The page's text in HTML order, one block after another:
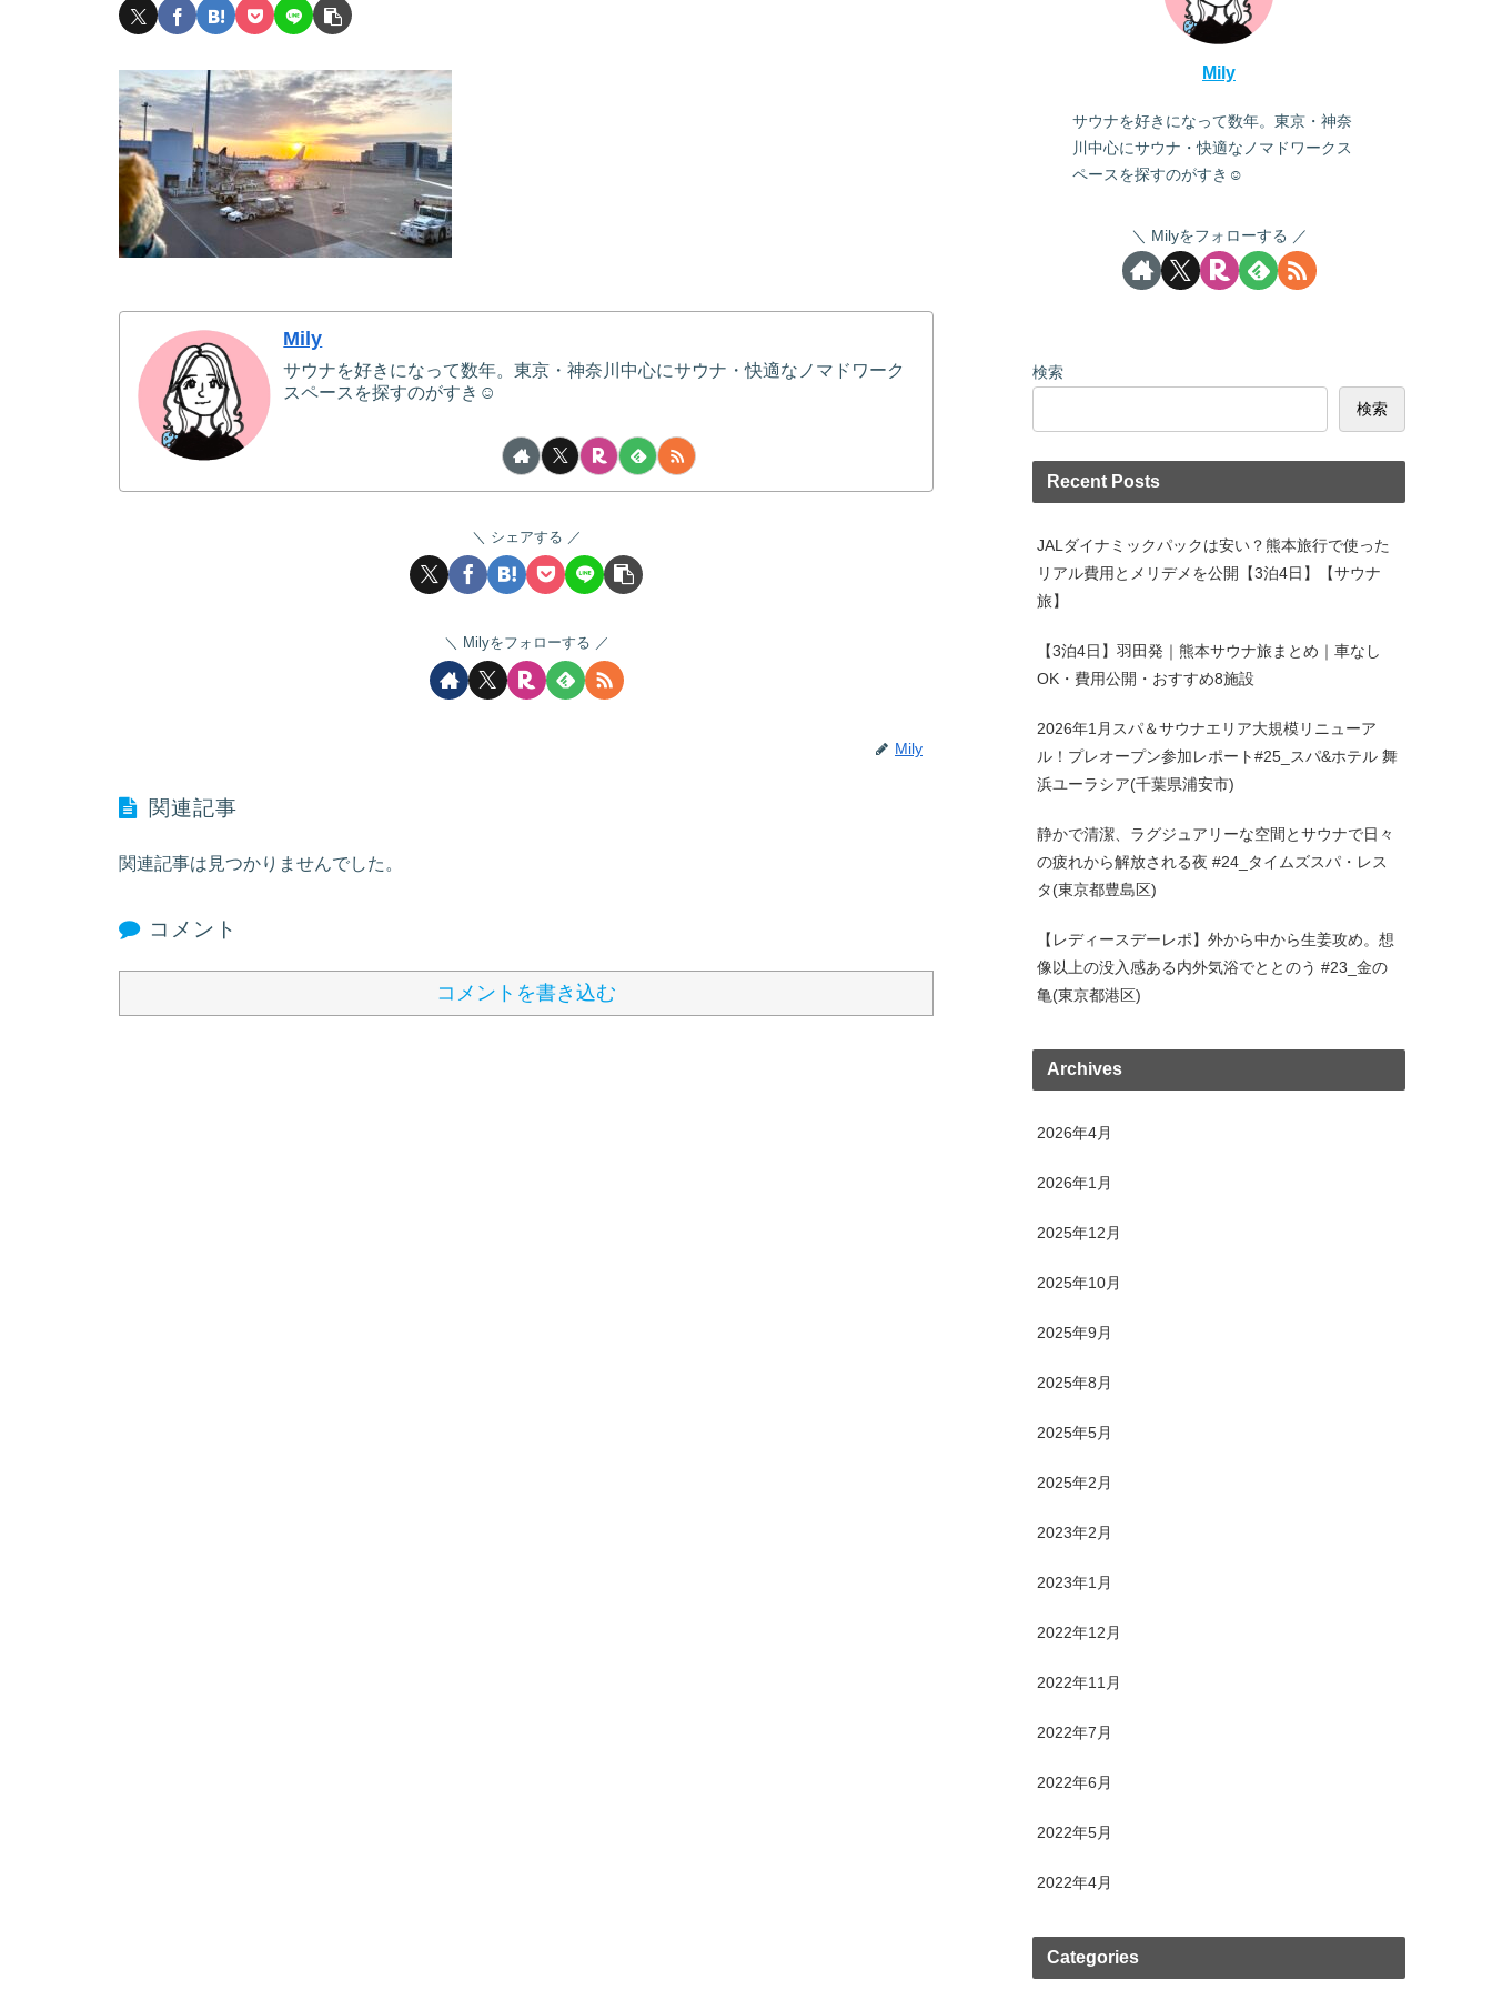
Mily
サウナを好きになって数年。東京・神奈川中心にサウナ・快適なノマドワーク
スペースを探すのがすき☺
シェアする
Milyをフォローする
Mily
関連記事
関連記事は見つかりませんでした。
コメント
コメントを書き込む
Mily
サウナを好きになって数年。東京・神奈
川中心にサウナ・快適なノマドワークス
ペースを探すのがすき☺
Milyをフォローする
検索
検索
Recent Posts
JALダイナミックパックは安い？熊本旅行で使った
リアル費用とメリデメを公開【3泊4日】【サウナ
旅】
【3泊4日】羽田発｜熊本サウナ旅まとめ｜車なし
OK・費用公開・おすすめ8施設
2026年1月スパ＆サウナエリア大規模リニューア
ル！プレオープン参加レポート#25_スパ&ホテル 舞
浜ユーラシア(千葉県浦安市)
静かで清潔、ラグジュアリーな空間とサウナで日々
の疲れから解放される夜 #24_タイムズスパ・レス
タ(東京都豊島区)
【レディースデーレポ】外から中から生姜攻め。想
像以上の没入感ある内外気浴でととのう #23_金の
亀(東京都港区)
Archives
2026年4月
2026年1月
2025年12月
2025年10月
2025年9月
2025年8月
2025年5月
2025年2月
2023年2月
2023年1月
2022年12月
2022年11月
2022年7月
2022年6月
2022年5月
2022年4月
Categories